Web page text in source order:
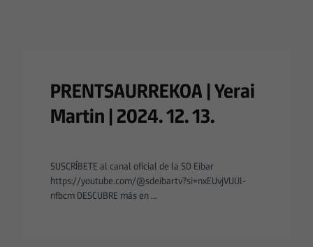
PRENTSAURREKOA | Yerai
Martin | 2024. 12. 13.
SUSCRÍBETE al canal oficial de la SD Eibar
https://youtube.com/@sdeibartv?si=nxEUvjVUUl-
nfbcm DESCUBRE más en ...